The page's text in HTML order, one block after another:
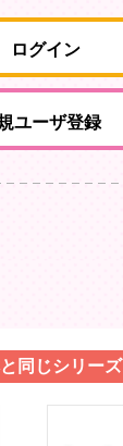
ログイン
ユーザ登録
同じシリーズ